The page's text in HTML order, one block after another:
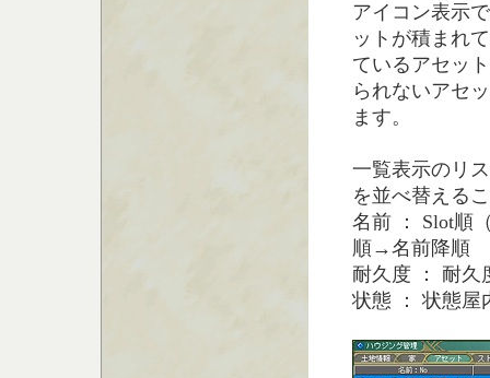
アイコン表示
ットが積まれ
ているアセッ
られないアセ
ます。
一覧表示のリ
を並べ替える
名前 ： Slot順
順→名前降順
耐久度 ： 耐
状態 ： 状態